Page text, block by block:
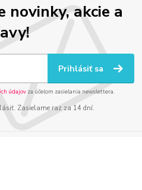
novinky, akcie a
Prihlásiť sa
údajov za účelom zasielania newslettera.
Zasielame raz za 14 dní.